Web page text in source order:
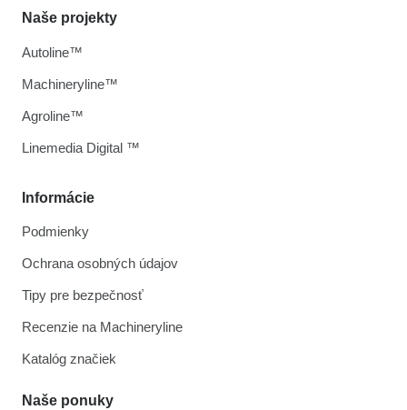
Informácie
Podmienky
Ochrana osobných údajov
Tipy pre bezpečnosť
Recenzie na Machineryline
Katalóg značiek
Naše ponuky
Naše projekty
Autoline™
Machineryline™
Agroline™
Linemedia Digital ™